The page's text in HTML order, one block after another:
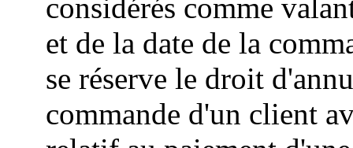
considérés comme
et de la date de la
se réserve le droit
commande d'un client